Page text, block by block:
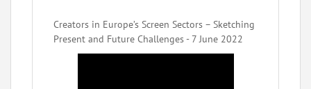
Creators in Europe’s Screen Sectors – Sketching
Present and Future Challenges - 7 June 2022